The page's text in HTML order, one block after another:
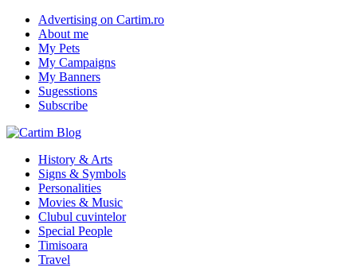
Advertising on Cartim.ro
About me
My Pets
My Campaigns
My Banners
Sugesstions
Subscribe
History & Arts
Signs & Symbols
Personalities
Movies & Music
Clubul cuvintelor
Special People
Timisoara
Travel